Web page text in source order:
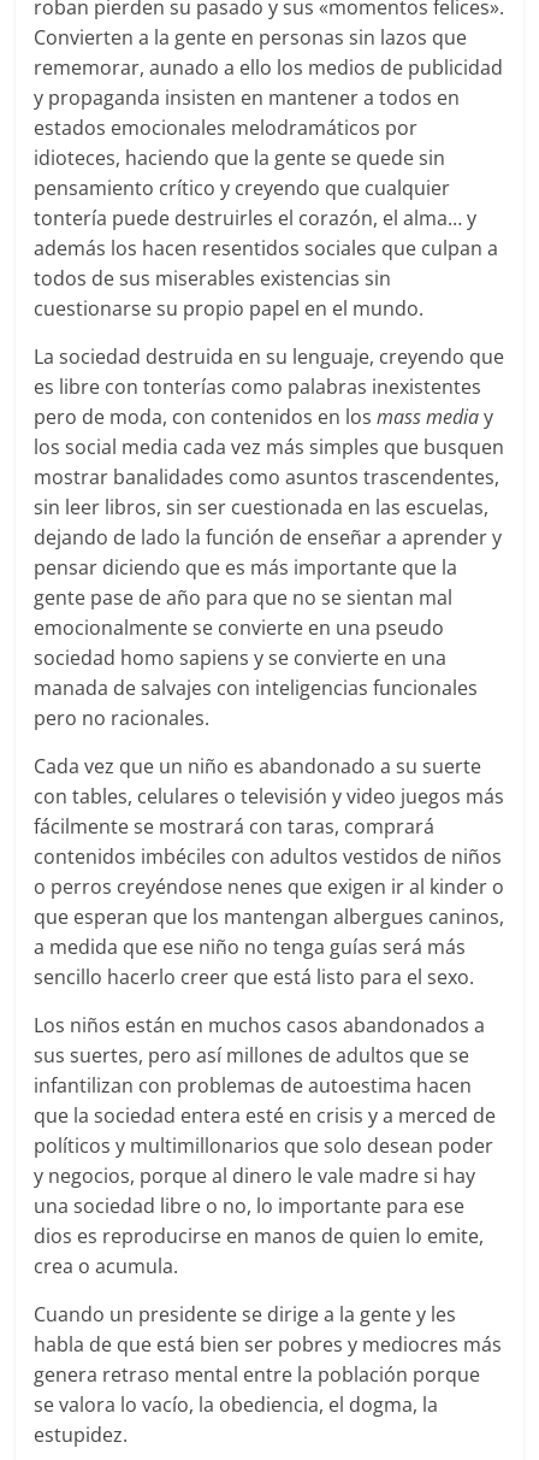
roban pierden su pasado y sus «momentos felices».
Convierten a la gente en personas sin lazos que
rememorar, aunado a ello los medios de publicidad
y propaganda insisten en mantener a todos en
estados emocionales melodramáticos por
idioteces, haciendo que la gente se quede sin
pensamiento crítico y creyendo que cualquier
tontería puede destruirles el corazón, el alma… y
además los hacen resentidos sociales que culpan a
todos de sus miserables existencias sin
cuestionarse su propio papel en el mundo.
La sociedad destruida en su lenguaje, creyendo que
es libre con tonterías como palabras inexistentes
pero de moda, con contenidos en losmass mediay
los social media cada vez más simples que busquen
mostrar banalidades como asuntos trascendentes,
sin leer libros, sin ser cuestionada en las escuelas,
dejando de lado la función de enseñar a aprender y
pensar diciendo que es más importante que la
gente pase de año para que no se sientan mal
emocionalmente se convierte en una pseudo
sociedad homo sapiens y se convierte en una
manada de salvajes con inteligencias funcionales
pero no racionales.
Cada vez que un niño es abandonado a su suerte
con tables, celulares o televisión y video juegos más
fácilmente se mostrará con taras, comprará
contenidos imbéciles con adultos vestidos de niños
o perros creyéndose nenes que exigen ir al kinder o
que esperan que los mantengan albergues caninos,
a medida que ese niño no tenga guías será más
sencillo hacerlo creer que está listo para el sexo.
Los niños están en muchos casos abandonados a
sus suertes, pero así millones de adultos que se
infantilizan con problemas de autoestima hacen
que la sociedad entera esté en crisis y a merced de
políticos y multimillonarios que solo desean poder
y negocios, porque al dinero le vale madre si hay
una sociedad libre o no, lo importante para ese
dios es reproducirse en manos de quien lo emite,
crea o acumula.
Cuando un presidente se dirige a la gente y les
habla de que está bien ser pobres y mediocres más
genera retraso mental entre la población porque
se valora lo vacío, la obediencia, el dogma, la
estupidez.